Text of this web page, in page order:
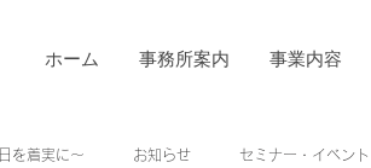
ホーム 事務所案内 事業内容
を着実に～ お知らせ セミナー・イベント